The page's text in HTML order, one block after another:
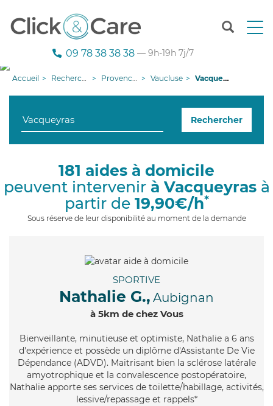
T
n
g
i
09 78 38 38 38 — 9h-19h 7j/7
Accueil Recherche aide à domicile Provence-Alpes-Côte d'Azur Vaucluse Vacqueyras
Rechercher
181 aides à domicile
peuvent intervenir à Vacqueyrasà
partir de 19,90€/h*
Sous réserve de leur disponibilité au moment de la demande
SPORTIVE
Nathalie G., Aubignan
à 5km de chez Vous
Bienveillante, minutieuse et optimiste, Nathalie a 6 ans
d'expérience et possède un diplôme d'Assistante De Vie
Dépendance (ADVD). Maitrisant bien la sclérose latérale
amyotrophique et la convalescence postopératoire,
Nathalie apporte ses services de toilette/habillage, activités,
lessive/repassage et rappels*